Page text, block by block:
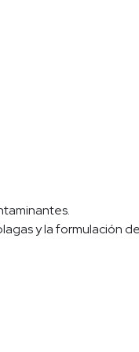
y la formulación